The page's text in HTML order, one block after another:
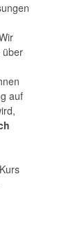
über
auf